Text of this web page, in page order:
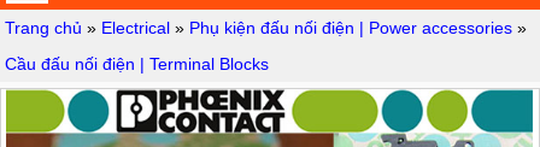
Trang chủ » Electrical » Phụ kiện đấu nối điện | Power accessories »
Cầu đấu nối điện | Terminal Blocks